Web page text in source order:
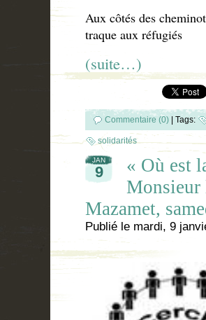
Aux côtés des
traque aux réfugiés
(suite…)
Commentaire (0) | Tags:
solidarités
JAN
9
« Où est
Monsieur
Mazamet,
Publié le mardi, 9